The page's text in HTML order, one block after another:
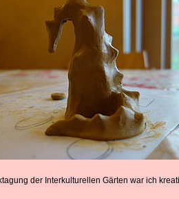
der Interkulturellen Gärten war ich